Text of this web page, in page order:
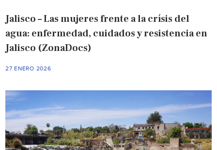
Jalisco – Las mujeres frente a la crísis del
agua: enfermedad, cuidados y resistencia en
Jalisco (ZonaDocs)
27 ENERO 2026